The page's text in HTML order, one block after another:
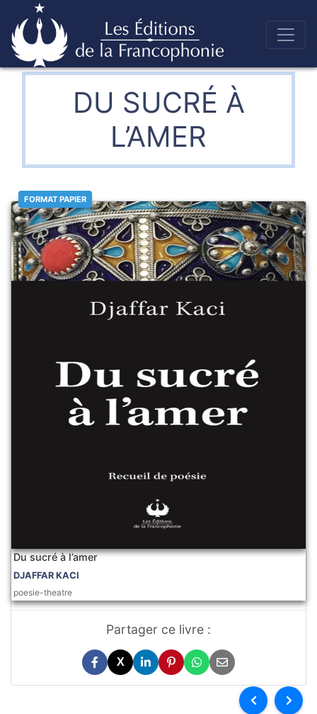
Skip
to Éditions de la francophonie
DU SUCRÉ À
L’AMER
FORMAT PAPIER
Du sucré à l’amer
DJAFFAR KACI
poesie-theatre
Partager ce livre :
X